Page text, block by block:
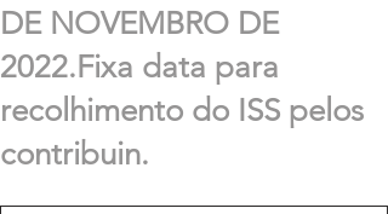
DE NOVEMBRO DE
2022.Fixa data para
recolhimento do ISS pelos
contribuin.